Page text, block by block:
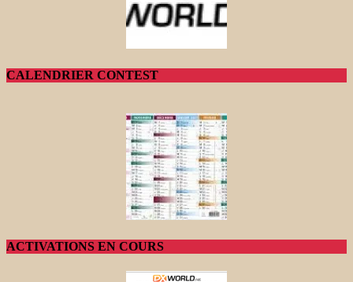
CALENDRIER CONTEST
ACTIVATIONS EN COURS